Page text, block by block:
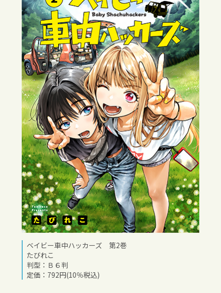
ベイビー車中ハッカーズ 第2巻
たびれこ
判型：Ｂ６判
定価：792円(10％税込)